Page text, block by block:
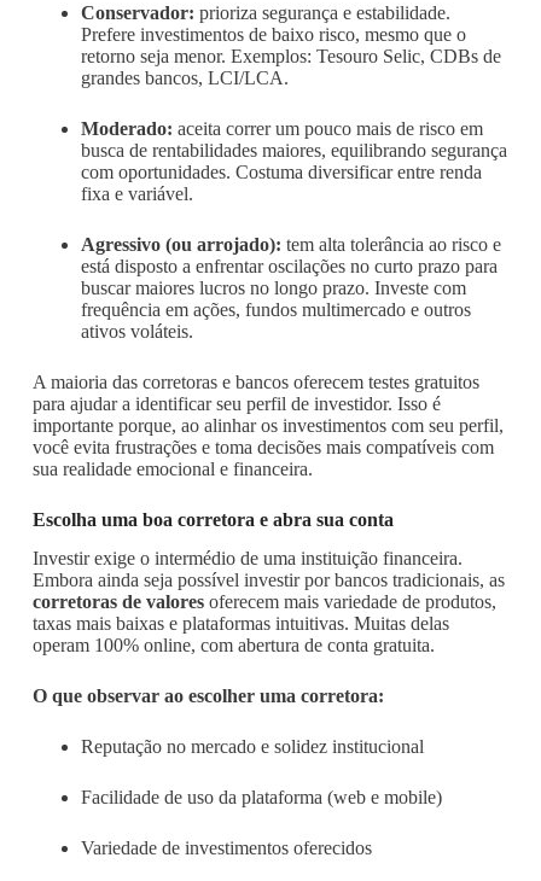
Conservador: prioriza segurança e estabilidade.
Prefere investimentos de baixo risco, mesmo que o
retorno seja menor. Exemplos: Tesouro Selic, CDBs de
grandes bancos, LCI/LCA.
Moderado: aceita correr um pouco mais de risco em
busca de rentabilidades maiores, equilibrando segurança
com oportunidades. Costuma diversificar entre renda
fixa e variável.
Agressivo (ou arrojado): tem alta tolerância ao risco e
está disposto a enfrentar oscilações no curto prazo para
buscar maiores lucros no longo prazo. Investe com
frequência em ações, fundos multimercado e outros
ativos voláteis.
A maioria das corretoras e bancos oferecem testes gratuitos
para ajudar a identificar seu perfil de investidor. Isso é
importante porque, ao alinhar os investimentos com seu perfil,
você evita frustrações e toma decisões mais compatíveis com
sua realidade emocional e financeira.
Escolha uma boa corretora e abra sua conta
Investir exige o intermédio de uma instituição financeira.
Embora ainda seja possível investir por bancos tradicionais, as
corretoras de valoresoferecem mais variedade de produtos,
taxas mais baixas e plataformas intuitivas. Muitas delas
operam 100% online, com abertura de conta gratuita.
O que observar ao escolher uma corretora:
Reputação no mercado e solidez institucional
Facilidade de uso da plataforma (web e mobile)
Variedade de investimentos oferecidos